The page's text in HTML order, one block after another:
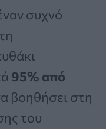
συχνό
95% από
βοηθήσει στη
του